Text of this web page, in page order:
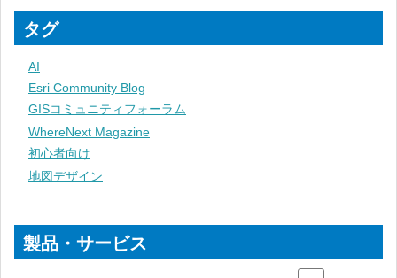
タグ
AI
Esri Community Blog
GISコミュニティフォーラム
WhereNext Magazine
初心者向け
地図デザイン
製品・サービス